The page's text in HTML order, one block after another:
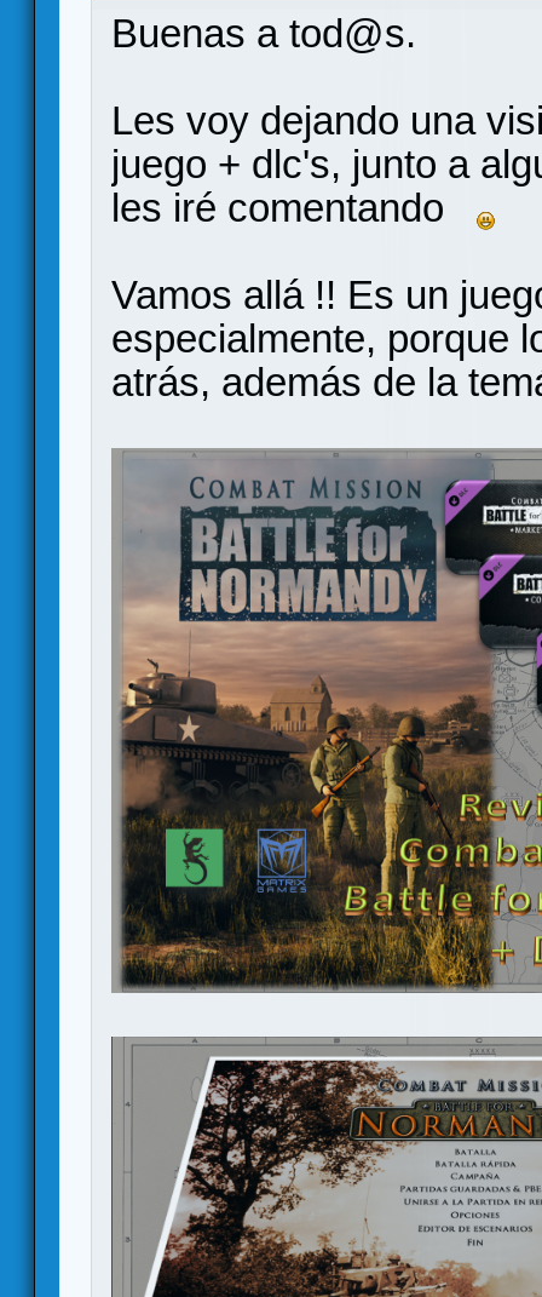
Buenas a tod@s.
Les voy dejando una
juego + dlc's, junto a
les iré comentando
Vamos allá !! Es un
especialmente, porque
atrás, además de la